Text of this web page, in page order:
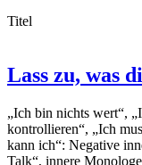
Titel
Lass zu, was
„Ich bin nichts wert“,
kontrollieren“, „Ich
kann ich“: Negative
Talk“, innere